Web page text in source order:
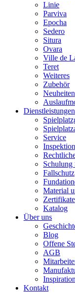
Linie
Parviva
Epocha
Sedero
Situra
Ovara
Ville de
Teret
Weiteres
Zubehör
Neuheiten
Dienstleistungen
Service
Schulung
Fallschutz
Material
Zertifikate
Katalog
Über uns
Blog
Offene
AGB
Kontakt